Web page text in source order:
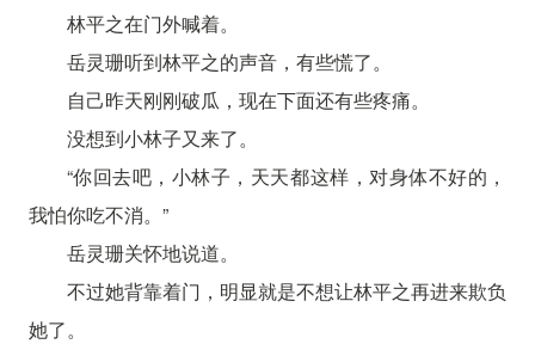
林平之在门外喊着。
岳灵珊听到林平之的声音，有些慌了。
自己昨天刚刚破瓜，现在下面还有些疼痛。
没想到小林子又来了。
“你回去吧，小林子，天天都这样，对身体不好的，
我怕你吃不消。”
岳灵珊关怀地说道。
不过她背靠着门，明显就是不想让林平之再进来欺负
她了。